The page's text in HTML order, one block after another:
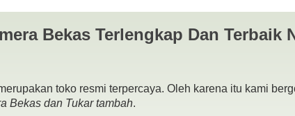
Bekas Terlengkap Dan Terbaik
toko resmi terpercaya. Oleh karena itu kami
Bekas dan Tukar tambah.